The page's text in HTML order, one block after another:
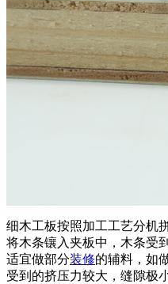
细木工板按照加工工艺分机
将木条镶入夹板中，木条受
适宜做部分装修的辅料，如
受到的挤压力较大，缝隙极